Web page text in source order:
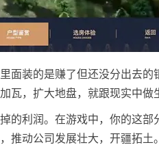
面装的是赚了但还没分出去的
，扩大地盘，就跟现实中做
的利润。在游戏中，你的这部
推动公司发展壮大，开疆拓土。